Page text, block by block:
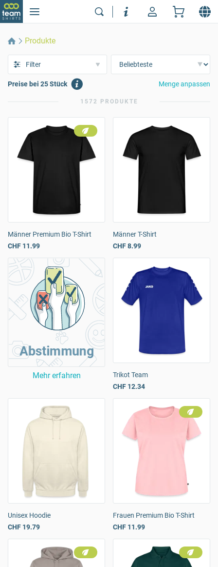
Produkte
Filter
Preise bei 25 Stück Menge anpassen
1572 PRODUKTE
Männer Premium Bio T-Shirt
CHF 11.99
Männer T-Shirt
CHF 8.99
Abstimmung
Mehr erfahren
Trikot Team
CHF 12.34
Unisex Hoodie
CHF 19.79
Frauen Premium Bio T-Shirt
CHF 11.99